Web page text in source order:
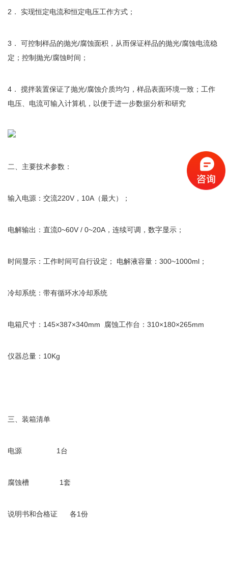
2． 实现恒定电流和恒定电压工作方式；
3． 可控制样品的抛光/腐蚀面积，从而保证样品的抛光/腐蚀电流稳
定；控制抛光/腐蚀时间；
4． 搅拌装置保证了抛光/腐蚀介质均匀，样品表面环境一致；工作
电压、电流可输入计算机，以便于进一步数据分析和研究
二、主要技术参数：
输入电源：交流220V，10A（最大）；
电解输出：直流0~60V / 0~20A，连续可调，数字显示；
时间显示：工作时间可自行设定； 电解液容量：300~1000ml；
冷却系统：带有循环水冷却系统
电箱尺寸：145×387×340mm  腐蚀工作台：310×180×265mm
仪器总量：10Kg
三、装箱清单
电源                 1台
腐蚀槽               1套
说明书和合格证      各1份